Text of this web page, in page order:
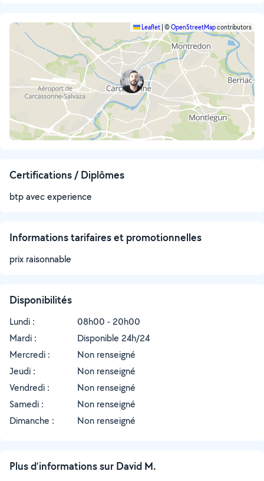
Leaflet |©OpenStreetMapcontributors
Certifications / Diplômes
btp avec experience
Informations tarifaires et promotionnelles
prix raisonnable
Disponibilités
Lundi :
08h00 - 20h00
Mardi :
Disponible 24h/24
Mercredi :
Non renseigné
Jeudi :
Non renseigné
Vendredi :
Non renseigné
Samedi :
Non renseigné
Dimanche :
Non renseigné
Plus d’informations sur David M.